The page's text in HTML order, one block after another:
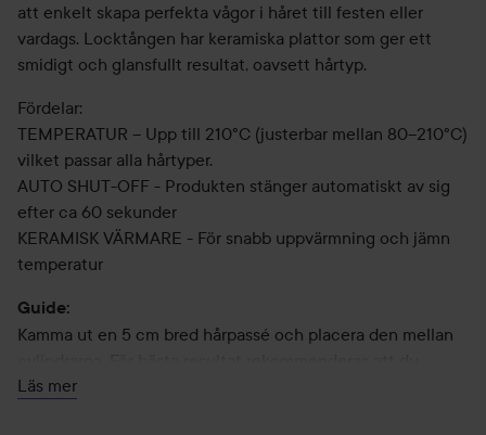
att enkelt skapa perfekta vågor i håret till festen eller
vardags. Locktången har keramiska plattor som ger ett
smidigt och glansfullt resultat, oavsett hårtyp.
Fördelar:
TEMPERATUR – Upp till 210°C (justerbar mellan 80–210°C)
vilket passar alla hårtyper.
AUTO SHUT-OFF - Produkten stänger automatiskt av sig
efter ca 60 sekunder
KERAMISK VÄRMARE - För snabb uppvärmning och jämn
temperatur
Guide:
Kamma ut en 5 cm bred hårpassé och placera den mellan
påbörjar arbetet uppifrån och fortsätter mot hårtopparna.
Läs mer